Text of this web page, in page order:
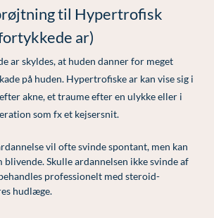
allergi
kirurgi
og hormonterapi
(hjerne-nervesygdomme)
(kræftsygdomme)
(rekonstruktiv)
(gigtsygdomme)
i æstetisk, kosmetisk og anti-
& Find vej
patienttilfredshed
og opladning på AROS Privathospital
på AROS
mellem specialer
til Hypertrofisk
ar)
ar skyldes, at huden danner for meget
på huden. Hypertrofiske ar kan vise sig i
akne, et traume efter en ulykke eller i
som fx et kejsersnit.
vil ofte svinde spontant, men kan
blivende. Skulle ardannelsen ikke svinde af
professionelt med steroid-
hudlæge.